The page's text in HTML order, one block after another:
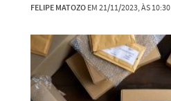
FELIPE MATOZOEM 21/11/2023, ÀS 10:30